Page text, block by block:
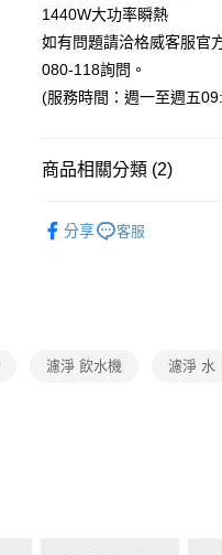
玉山商業銀行
台新國際商業銀行
台灣樂天信用卡公司
元大商業銀行
玉山商業銀行
台新國際商業銀行
台灣樂天信用卡公司
Google Pay
ATM付款
1440W大功率瞬熱
如有問題請洽格威客服官
080-118詢問。
(服務時間：週一至週五
商品相關分類 (2)
分享 客服
濾淨 飲水機 濾淨 水